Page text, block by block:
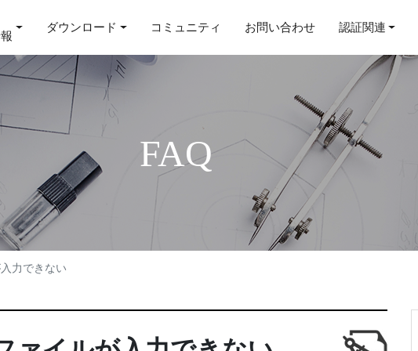
ダウンロード コミュニティ お問い合わせ 認証関連
FAQ
力できない